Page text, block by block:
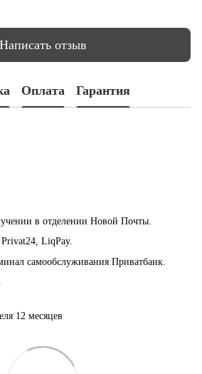
Написать отзыв
Оплата Гарантия
в отделении Новой Почты.
LiqPay.
самообслуживания Приватбанк.
12 месяцев